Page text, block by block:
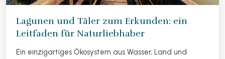
Lagunen und Täler zum Erkunden: ein
Leitfaden für Naturliebhaber
Ein einzigartiges Ökosystem aus Wasser, Land und